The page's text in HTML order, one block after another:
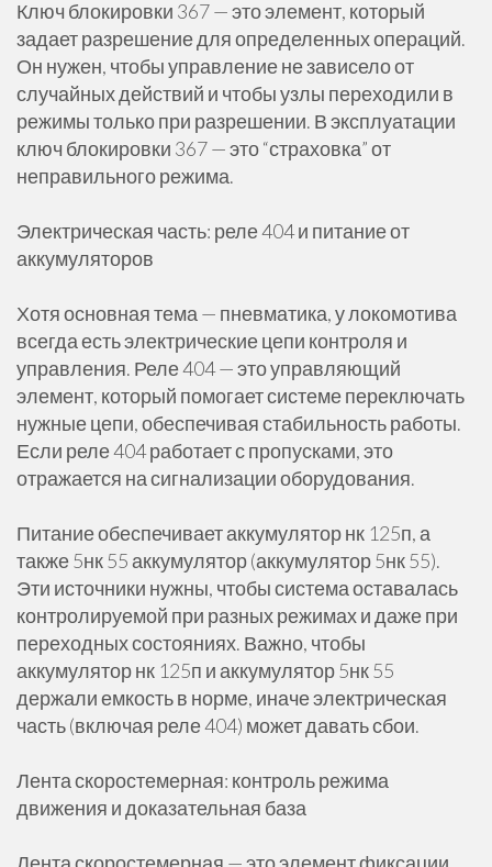
Ключ блокировки 367 — это элемент, который
задает разрешение для определенных операций.
Он нужен, чтобы управление не зависело от
случайных действий и чтобы узлы переходили в
режимы только при разрешении. В эксплуатации
ключ блокировки 367 — это “страховка” от
неправильного режима.
Электрическая часть: реле 404 и питание от
аккумуляторов
Хотя основная тема — пневматика, у локомотива
всегда есть электрические цепи контроля и
управления. Реле 404 — это управляющий
элемент, который помогает системе переключать
нужные цепи, обеспечивая стабильность работы.
Если реле 404 работает с пропусками, это
отражается на сигнализации оборудования.
Питание обеспечивает аккумулятор нк 125п, а
также 5нк 55 аккумулятор (аккумулятор 5нк 55).
Эти источники нужны, чтобы система оставалась
контролируемой при разных режимах и даже при
переходных состояниях. Важно, чтобы
аккумулятор нк 125п и аккумулятор 5нк 55
держали емкость в норме, иначе электрическая
часть (включая реле 404) может давать сбои.
Лента скоростемерная: контроль режима
движения и доказательная база